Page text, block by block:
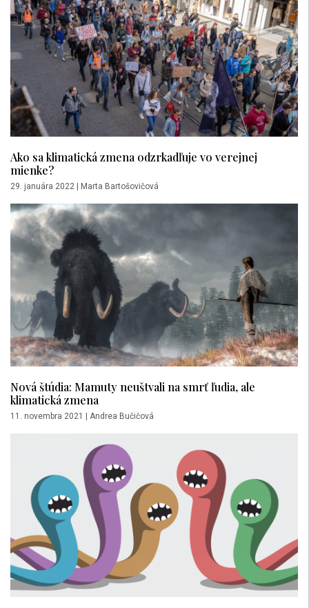
Ako sa klimatická zmena odzrkadľuje vo verejnej
mienke?
29. januára 2022 Marta Bartošovičová
Nová štúdia: Mamuty neuštvali na smrť ľudia, ale
klimatická zmena
11. novembra 2021 Andrea Bučičová